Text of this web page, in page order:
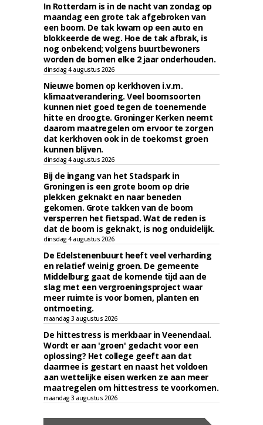
In Rotterdam is in de nacht van zondag op
maandag een grote tak afgebroken van
een boom. De tak kwam op een auto en
blokkeerde de weg. Hoe de tak afbrak, is
nog onbekend; volgens buurtbewoners
worden de bomen elke 2 jaar onderhouden.
dinsdag 4 augustus 2026
Nieuwe bomen op kerkhoven i.v.m.
klimaatverandering. Veel boomsoorten
kunnen niet goed tegen de toenemende
hitte en droogte. Groninger Kerken neemt
daarom maatregelen om ervoor te zorgen
dat kerkhoven ook in de toekomst groen
kunnen blijven.
dinsdag 4 augustus 2026
Bij de ingang van het Stadspark in
Groningen is een grote boom op drie
plekken geknakt en naar beneden
gekomen. Grote takken van de boom
versperren het fietspad. Wat de reden is
dat de boom is geknakt, is nog onduidelijk.
dinsdag 4 augustus 2026
De Edelstenenbuurt heeft veel verharding
en relatief weinig groen. De gemeente
Middelburg gaat de komende tijd aan de
slag met een vergroeningsproject waar
meer ruimte is voor bomen, planten en
ontmoeting.
maandag 3 augustus 2026
De hittestress is merkbaar in Veenendaal.
Wordt er aan 'groen' gedacht voor een
oplossing? Het college geeft aan dat
daarmee is gestart en naast het voldoen
aan wettelijke eisen werken ze aan meer
maatregelen om hittestress te voorkomen.
maandag 3 augustus 2026